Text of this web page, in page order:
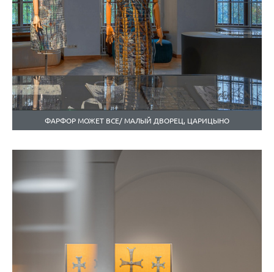
ФАРФОР МОЖЕТ ВСЕ/ МАЛЫЙ ДВОРЕЦ, ЦАРИЦЫНО